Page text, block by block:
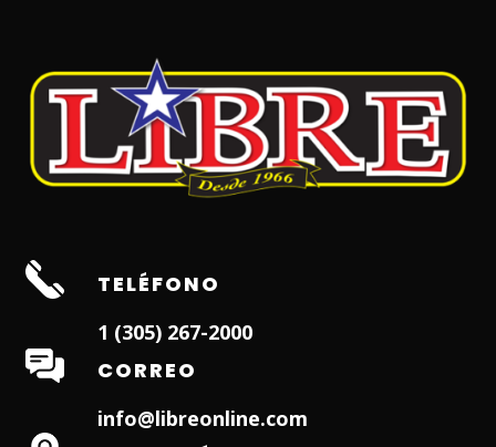
TELÉFONO
1 (305) 267-2000
CORREO
info@libreonline.com